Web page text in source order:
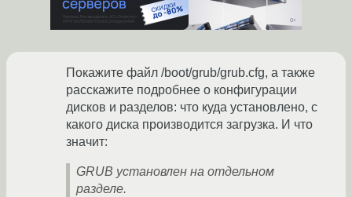
Покажите файл /boot/grub/grub.cfg, а также
расскажите подробнее о конфигурации
дисков и разделов: что куда установлено, с
какого диска производится загрузка. И что
значит:
GRUB установлен на отдельном
разделе.